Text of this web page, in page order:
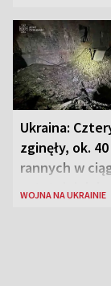
Ukraina:
zginęły, ok.
rannych w
ostatniej doby
WOJNA NA UKRAINIE